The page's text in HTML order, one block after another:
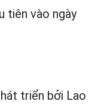
tiên vào ngày
triển bởi Lao